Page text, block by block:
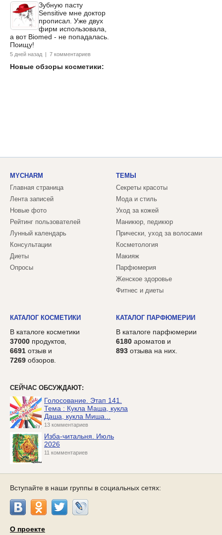
Зубную пасту
Sensitive мне доктор
прописал. Уже двух
фирм использовала,
а вот Biomed - не попадалась.
Поищу!
5 дней назад | 7 комментариев
Новые обзоры косметики:
MYCHARM
Главная страница
Лента записей
Новые фото
Рейтинг пользователей
Лунный календарь
Консультации
Диеты
Опросы
ТЕМЫ
Секреты красоты
Мода и стиль
Уход за кожей
Маникюр, педикюр
Прически, уход за волосами
Косметология
Макияж
Парфюмерия
Женское здоровье
Фитнес и диеты
КАТАЛОГ КОСМЕТИКИ
В каталоге косметики
37000 продуктов,
6691 отзыв и
7269 обзоров.
КАТАЛОГ ПАРФЮМЕРИИ
В каталоге парфюмерии
6180 ароматов и
893 отзыва на них.
СЕЙЧАС ОБСУЖДАЮТ:
Голосование. Этап 141.
Тема : Кукла Маша, кукла
Даша, кукла Миша...
13 комментариев
Изба-читальня. Июль
2026
11 комментариев
Вступайте в наши группы в социальных сетях:
О проекте